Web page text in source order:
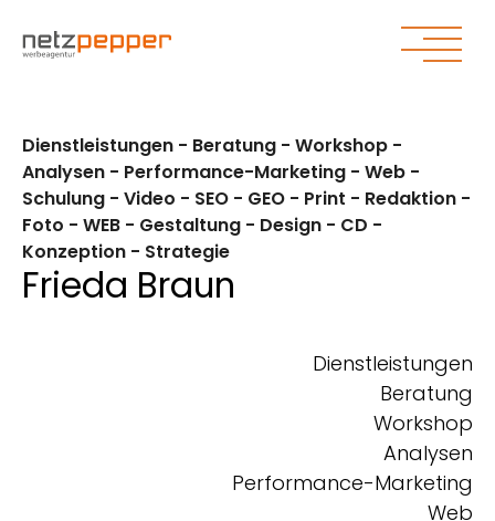
Dienstleistungen - Beratung - Workshop -
Analysen - Performance-Marketing - Web -
Schulung - Video - SEO - GEO - Print - Redaktion -
Foto - WEB - Gestaltung - Design - CD -
Konzeption - Strategie
Frieda Braun
Dienstleistungen
Beratung
Workshop
Analysen
Performance-Marketing
Web